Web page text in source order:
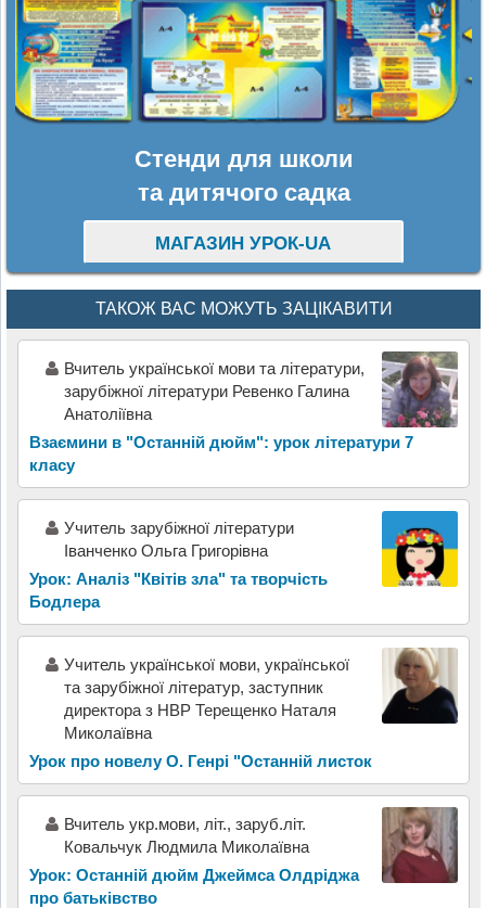
Стенди для школи
та дитячого садка
МАГАЗИН УРОК-UA
ТАКОЖ ВАС МОЖУТЬ ЗАЦІКАВИТИ
Вчитель української мови та літератури,
зарубіжної літератури Ревенко Галина
Анатоліївна
Взаємини в "Останній дюйм": урок літератури 7
класу
Учитель зарубіжної літератури
Іванченко Ольга Григорівна
Урок: Аналіз "Квітів зла" та творчість
Бодлера
Учитель української мови, української
та зарубіжної літератур, заступник
директора з НВР Терещенко Наталя
Миколаївна
Урок про новелу О. Генрі "Останній листок
Вчитель укр.мови, літ., заруб.літ.
Ковальчук Людмила Миколаївна
Урок: Останній дюйм Джеймса Олдріджа
про батьківство